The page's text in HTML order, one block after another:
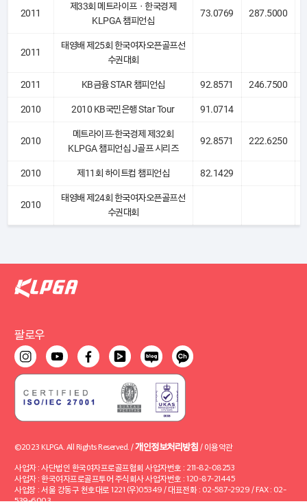
2011
제33회 메트라이프ㆍ한국경제
KLPGA 챔피언십
73.0769 287.5000
2011
태영배 제25회 한국여자오픈골프선
수권대회
2011 KB금융 STAR 챔피언십 92.8571 246.7500
2010 2010 KB국민은행 Star Tour 91.0714
2010
메트라이프-한국경제 제32회
KLPGA 챔피언십 J골프 시리즈
92.8571 222.6250
2010 제11회 하이트컵 챔피언십 82.1429
2010
태영배 제24회 한국여자오픈골프선
수권대회
팔로우
©2023 KLPGA. All Rights Reserved. /개인정보처리방침 / 이용약관
사업자 : 사단법인 한국여자프로골프협회 사업자번호 : 211-82-08253
사업자 : 한국여자프로골프투어 주식회사 사업자번호 : 120-87-21445
사업장 : 서울 강동구 천호대로 1221 (우)05349 / 대표전화 : 02-587-2929 / FAX : 02-
539-6003